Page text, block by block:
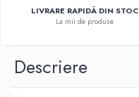
Fitness si frumusete
Feng Shui
LIVRARE RAPIDĂ DIN STOC
La mii de produse
Descriere